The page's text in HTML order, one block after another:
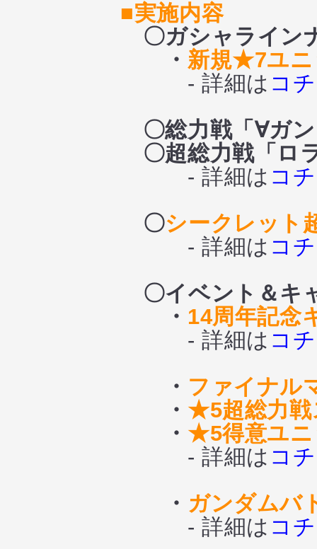
■実施内容
〇ガシャライン
・ 新規★7ユニ
- 詳細は コ
〇総力戦「∀ガ
〇超総力戦「ロ
- 詳細は コ
〇シークレット
- 詳細は コ
〇イベント＆キ
・ 14周年記念
- 詳細は コ
・ ファイナル
・ ★5超総力戦
・ ★5得意ユニ
- 詳細は コ
・ ガンダムバ
- 詳細は コ